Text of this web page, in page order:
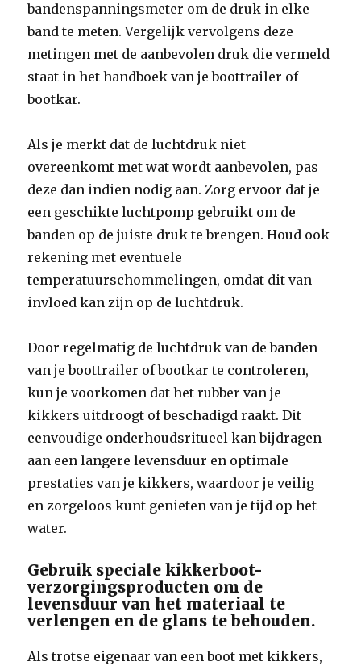
bandenspanningsmeter om de druk in elke
band te meten. Vergelijk vervolgens deze
metingen met de aanbevolen druk die vermeld
staat in het handboek van je boottrailer of
bootkar.
Als je merkt dat de luchtdruk niet
overeenkomt met wat wordt aanbevolen, pas
deze dan indien nodig aan. Zorg ervoor dat je
een geschikte luchtpomp gebruikt om de
banden op de juiste druk te brengen. Houd ook
rekening met eventuele
temperatuurschommelingen, omdat dit van
invloed kan zijn op de luchtdruk.
Door regelmatig de luchtdruk van de banden
van je boottrailer of bootkar te controleren,
kun je voorkomen dat het rubber van je
kikkers uitdroogt of beschadigd raakt. Dit
eenvoudige onderhoudsritueel kan bijdragen
aan een langere levensduur en optimale
prestaties van je kikkers, waardoor je veilig
en zorgeloos kunt genieten van je tijd op het
water.
Gebruik speciale kikkerboot-
verzorgingsproducten om de
levensduur van het materiaal te
verlengen en de glans te behouden.
Als trotse eigenaar van een boot met kikkers,